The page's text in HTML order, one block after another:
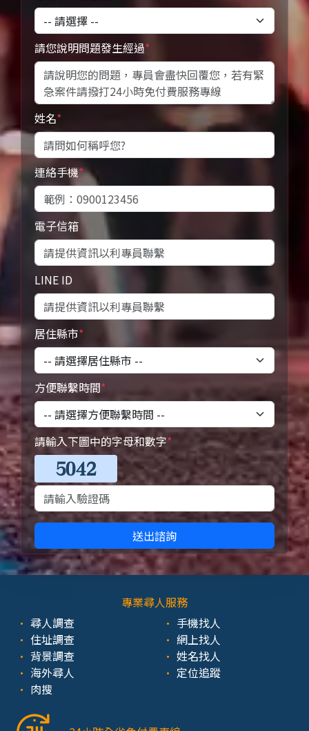
請您說明問題發生經過*
姓名*
連絡手機*
電子信箱
LINE ID
居住縣市*
方便聯繫時間*
請輸入下圖中的字母和數字*
送出諮詢
專業尋人服務
尋人調查
住址調查
背景調查
海外尋人
肉搜
手機找人
網上找人
姓名找人
定位追蹤